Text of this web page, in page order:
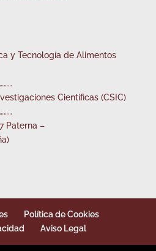
y Tecnología de Alimentos
Científicas (CSIC)
Paterna –
Política de Cookies
Aviso Legal